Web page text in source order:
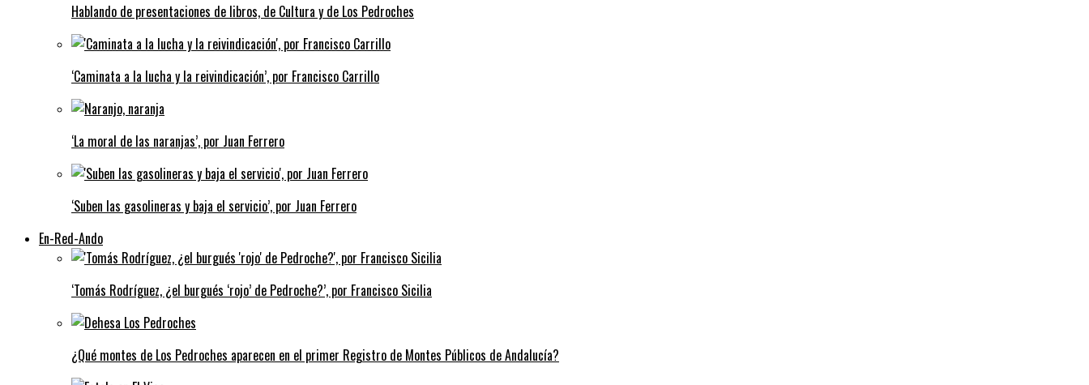
Hablando de presentaciones de libros, de Cultura y de Los Pedroches
‘Caminata a la lucha y la reivindicación’, por Francisco Carrillo
‘La moral de las naranjas’, por Juan Ferrero
‘Suben las gasolineras y baja el servicio’, por Juan Ferrero
En-Red-Ando
‘Tomás Rodríguez, ¿el burgués ‘rojo’ de Pedroche?’, por Francisco Sicilia
¿Qué montes de Los Pedroches aparecen en el primer Registro de Montes Públicos de Andalucía?